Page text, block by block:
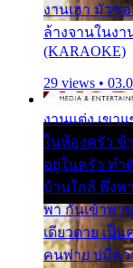
งานเฮา มัวซ
ล้างจานในงา
(KARAOKE)
29 views •
งานแต่ง เขา
ในห้องครัว ข้
อยู่ในครัว ทำ
บ้านใกล้ พึ่งพ
พา กันเข้าพา
เดียวดาย เป็
คนพ่าย บ่มีคว